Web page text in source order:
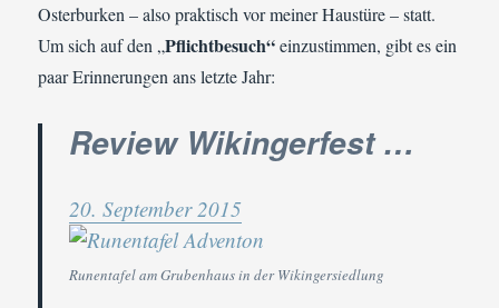
Osterburken – also praktisch vor meiner Haustüre – statt.
Um sich auf den „Pflichtbesuch“einzustimmen, gibt es ein
paar Erinnerungen ans letzte Jahr:
Review Wikingerfest …
20. September 2015
Runentafel am Grubenhaus in der Wikingersiedlung